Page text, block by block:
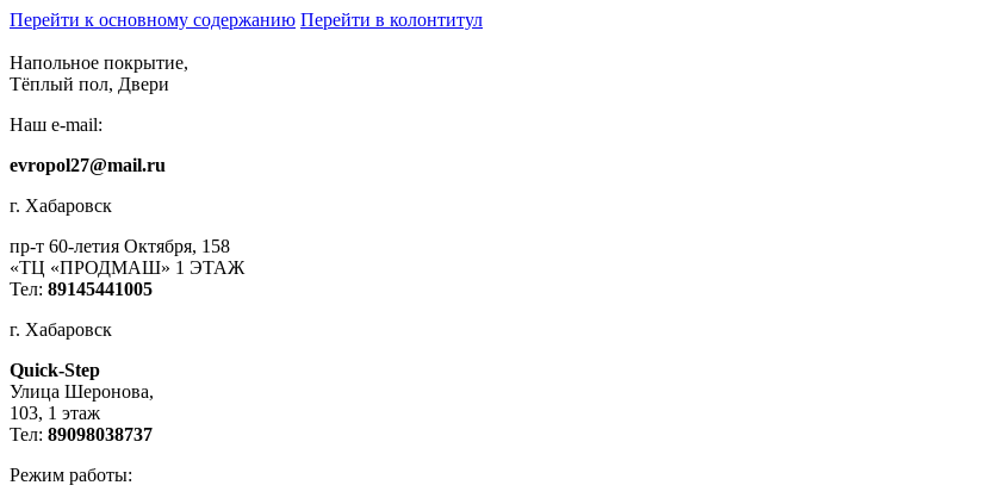
Перейти к основному содержанию Перейти в колонтитул
Напольное покрытие,
Тёплый пол, Двери
Наш e-mail:
evropol27@mail.ru
г. Хабаровск
пр-т 60-летия Октября, 158
«ТЦ «ПРОДМАШ» 1 ЭТАЖ
Тел: 89145441005
г. Хабаровск
Quick-Step
​Улица Шеронова,
103, ​1 этаж
Тел: 89098038737
Режим работы: